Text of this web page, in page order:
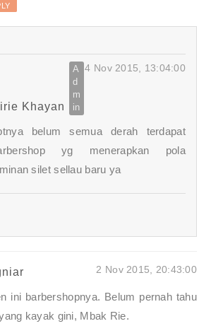
Khayan
4 Nov 2015, 13:04:00
belum semua derah terdapat
yg menerapkan pola
silet sellau baru ya
2 Nov 2015, 20:43:00
ini barbershopnya. Belum pernah tahu
kayak gini, Mbak Rie.